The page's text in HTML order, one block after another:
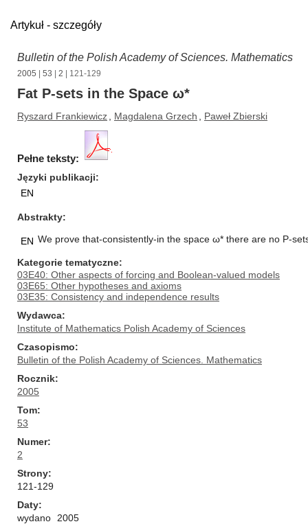
Artykuł - szczegóły
Bulletin of the Polish Academy of Sciences. Mathematics
2005 53 2 | 121-129
Fat P-sets in the Space ω*
Ryszard Frankiewicz Magdalena Grzech Paweł Zbierski
Pełne teksty:
Języki publikacji
EN
Abstrakty
EN We prove that-consistently-in the space ω* there are no P-
Kategorie tematyczne
03E40: Other aspects of forcing and Boolean-valued models
03E65: Other hypotheses and axioms
03E35: Consistency and independence results
Wydawca
Institute of Mathematics Polish Academy of Sciences
Czasopismo
Bulletin of the Polish Academy of Sciences. Mathematics
Rocznik
2005
Tom
53
Numer
2
Strony
121-129
Daty
wydano
2005